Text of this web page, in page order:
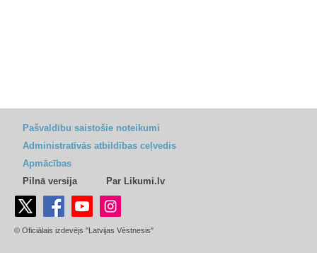
Pašvaldību saistošie noteikumi
Administratīvās atbildības ceļvedis
Apmācības
Pilnā versija
Par Likumi.lv
© Oficiālais izdevējs "Latvijas Vēstnesis"